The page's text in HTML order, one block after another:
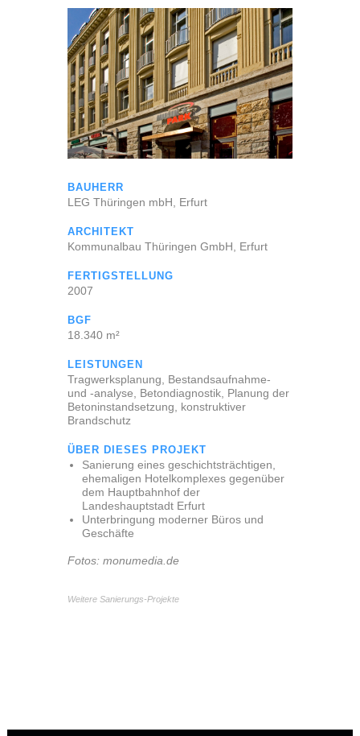
BAUHERR
LEG Thüringen mbH, Erfurt
ARCHITEKT
Kommunalbau Thüringen GmbH, Erfurt
FERTIGSTELLUNG
2007
BGF
18.340 m²
LEISTUNGEN
Tragwerksplanung, Bestandsaufnahme-
und -analyse, Betondiagnostik, Planung der
Betoninstandsetzung, konstruktiver
Brandschutz
ÜBER DIESES PROJEKT
Sanierung eines geschichtsträchtigen,
ehemaligen Hotelkomplexes gegenüber
dem Hauptbahnhof der
Landeshauptstadt Erfurt
Unterbringung moderner Büros und
Geschäfte
Fotos: monumedia.de
Weitere Sanierungs-Projekte